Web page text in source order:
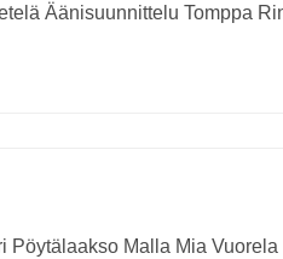
Äänisuunnittelu Tomppa
Pöytälaakso Malla Mia Vuorela